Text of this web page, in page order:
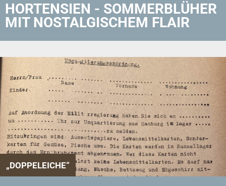
HORTENSIEN - SOMMERBLÜHER
MIT NOSTALGISCHEM FLAIR
„DOPPELEICHE“